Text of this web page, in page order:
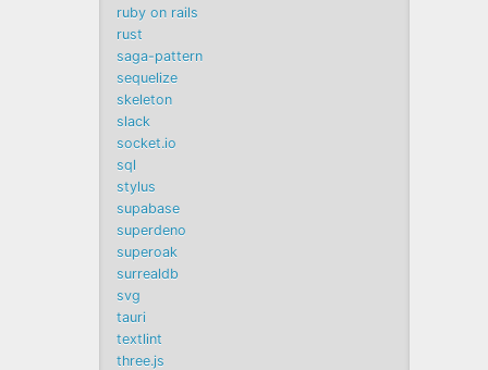
ruby on rails
rust
saga-pattern
sequelize
skeleton
slack
socket.io
sql
stylus
supabase
superdeno
superoak
surrealdb
svg
tauri
textlint
three.js